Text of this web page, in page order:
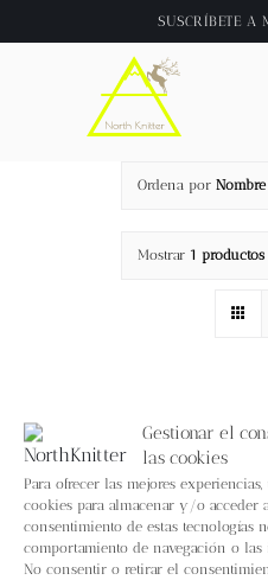
Gestionar el
las cookies
Para ofrecer las mejores
cookies para almacenar y/o
consentimiento de estas tecnologías
comportamiento de navegación o
No consentir o retirar el
al
SUSCRÍBETE A
Ordena por Nombre
Mostrar 1 productos